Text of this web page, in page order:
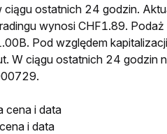
ostatnich 24 godzin.
wynosi CHF1.89.
Pod względem
W ciągu ostatnich 24 godzin
cena i data
i data